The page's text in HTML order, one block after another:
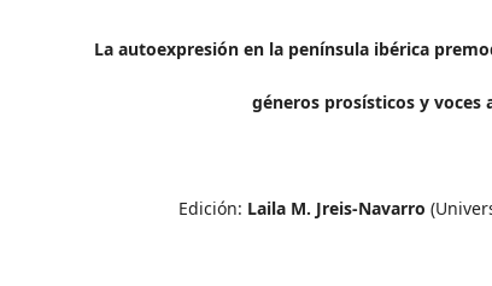
La autoexpresión en la península ibérica
géneros prosísticos y voces
Edición: Laila M. Jreis-Navarro